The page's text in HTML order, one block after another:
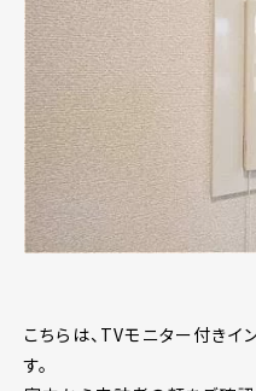
こちらは、TVモニター付きイ
す。